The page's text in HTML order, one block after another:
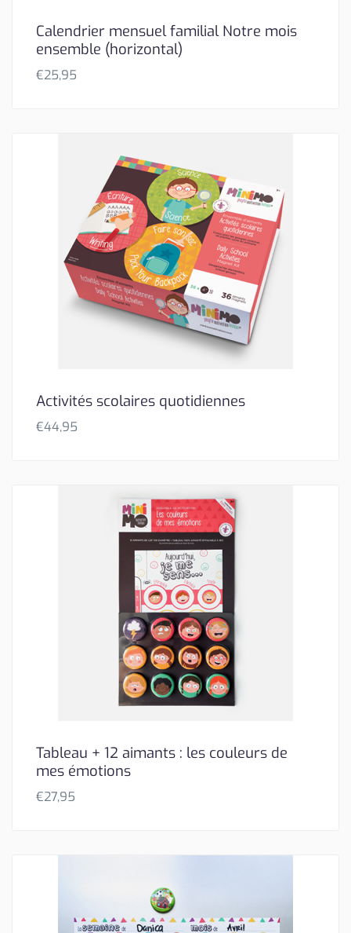
Calendrier mensuel familial Notre mois
ensemble (horizontal)
€25,95
Activités scolaires quotidiennes
€44,95
Tableau + 12 aimants : les couleurs de
mes émotions
€27,95